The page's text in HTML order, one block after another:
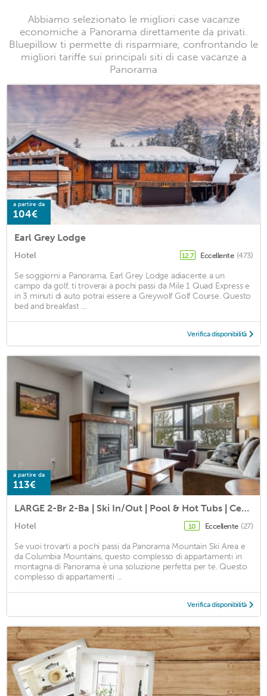
Abbiamo selezionato le migliori case vacanze
economiche a Panorama direttamente da privati.
Bluepillow ti permette di risparmiare, confrontando le
migliori tariffe sui principali siti di case vacanze a
Panorama
a partire da
104€
Earl Grey Lodge
Hotel 12,7 Eccellente (473)
Se soggiorni a Panorama, Earl Grey Lodge adiacente a un
campo da golf, ti troverai a pochi passi da Mile 1 Quad Express e
in 3 minuti di auto potrai essere a Greywolf Golf Course. Questo
bed and breakfast ...
Verifica disponibilità
a partire da
113€
LARGE 2-Br 2-Ba | Ski In/Out | Pool & Hot Tubs | Central Upper Village Location
Hotel 10 Eccellente (27)
Se vuoi trovarti a pochi passi da Panorama Mountain Ski Area e
da Columbia Mountains, questo complesso di appartamenti in
montagna di Panorama è una soluzione perfetta per te. Questo
complesso di appartamenti ...
Verifica disponibilità